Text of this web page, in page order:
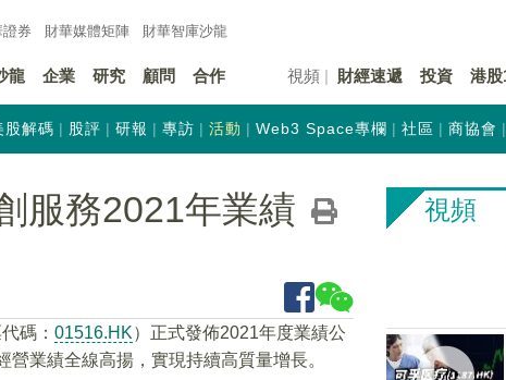
證券 財華媒體矩陣 財華智庫沙龍
龍 企業 研究 顧問 合作 視頻 財經速遞 投資 港股
股解碼 股評 研報 專訪 活動 Web3 Space專欄 社區 商協會
服務2021年業績
碼： 01516.HK）正式發佈2021年度業績公
業績全線高揚，實現持續高質量增長。
視頻